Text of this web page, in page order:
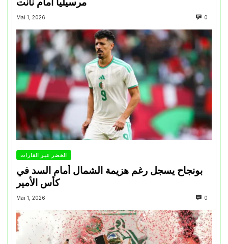
Mai 1, 2026 0
الخضر عبر القارات
بونجاح يسجل رغم هزيمة الشمال أمام السد في
كأس الأمير
Mai 1, 2026 0